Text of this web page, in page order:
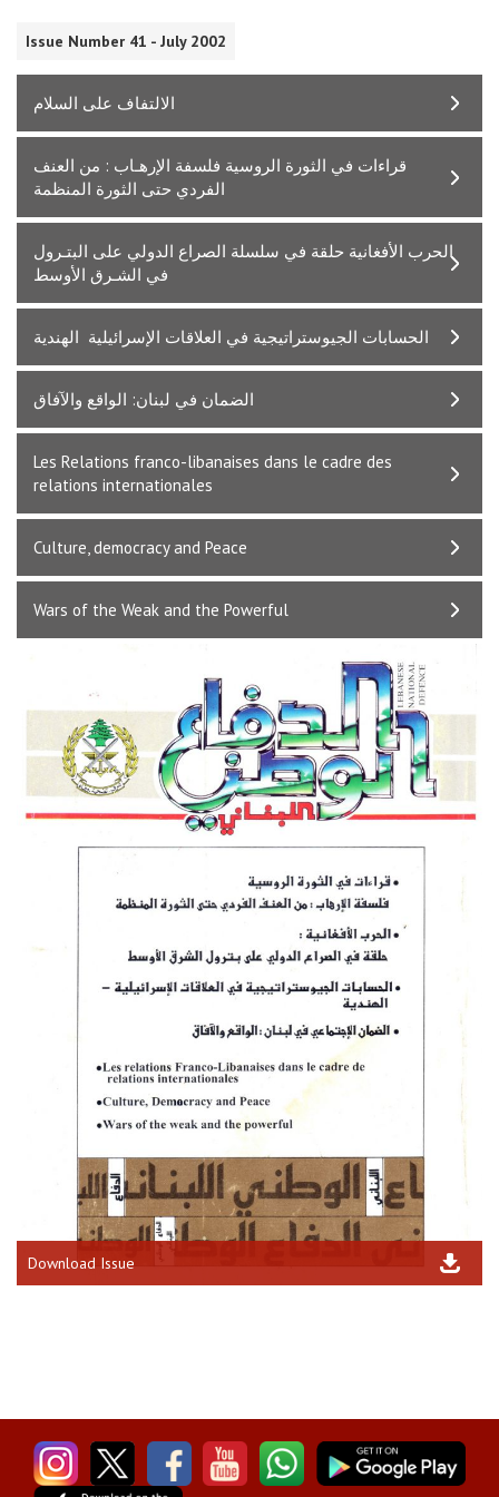
Issue Number 41 - July 2002
الالتفاف على السلام
قراءات في الثورة الروسية فلسفة الإرهـاب : من العنف
الفردي حتى الثورة المنظمة
الحرب الأفغانية حلقة في سلسلة الصراع الدولي على البتـرول
في الشـرق الأوسط
الحسابات الجيوستراتيجية في العلاقات الإسرائيلية ­ الهندية
الضمان في لبنان: الواقع والآفاق
Les Relations franco-libanaises dans le cadre des
relations internationales
Culture, democracy and Peace
Wars of the Weak and the Powerful
Download Issue